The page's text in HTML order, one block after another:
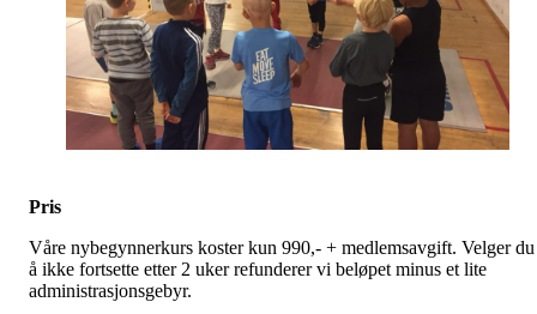
Pris
Våre nybegynnerkurs koster kun 990,- + medlemsavgift. Velger du
å ikke fortsette etter 2 uker refunderer vi beløpet minus et lite
administrasjonsgebyr.